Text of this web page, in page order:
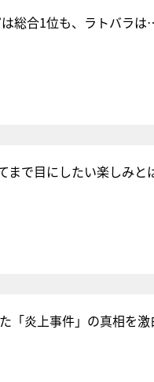
は総合1位も、ラトバラ
まで目にしたい楽しみと
「炎上事件」の真相を激